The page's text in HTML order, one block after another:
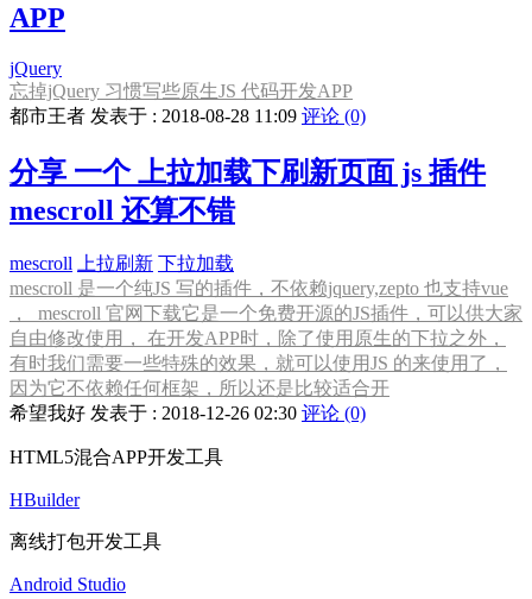
APP
jQuery
忘掉jQuery 习惯写些原生JS 代码开发APP
都市王者 发表于 : 2018-08-28 11:09 评论 (0)
分享 一个 上拉加载下刷新页面 js 插件
mescroll 还算不错
mescroll 上拉刷新 下拉加载
mescroll 是一个纯JS 写的插件，不依赖jquery,zepto 也支持vue
， mescroll 官网下载它是一个免费开源的JS插件，可以供大家
自由修改使用， 在开发APP时，除了使用原生的下拉之外，
有时我们需要一些特殊的效果，就可以使用JS 的来使用了，
因为它不依赖任何框架，所以还是比较适合开
希望我好 发表于 : 2018-12-26 02:30 评论 (0)
HTML5混合APP开发工具
HBuilder
离线打包开发工具
Android Studio